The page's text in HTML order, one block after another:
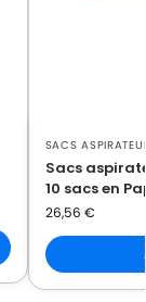
SACS
Sacs
10 sacs en
26,56 €